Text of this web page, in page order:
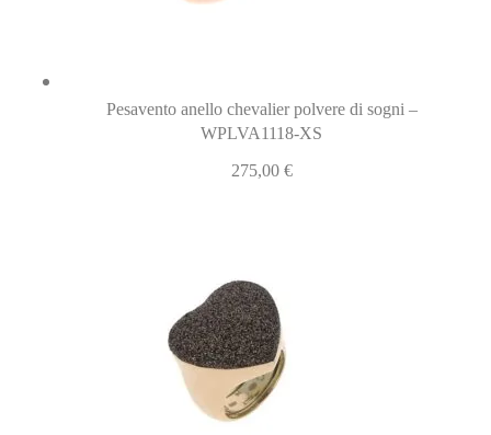
Pesavento anello chevalier polvere di sogni –
WPLVA1118-XS
275,00 €